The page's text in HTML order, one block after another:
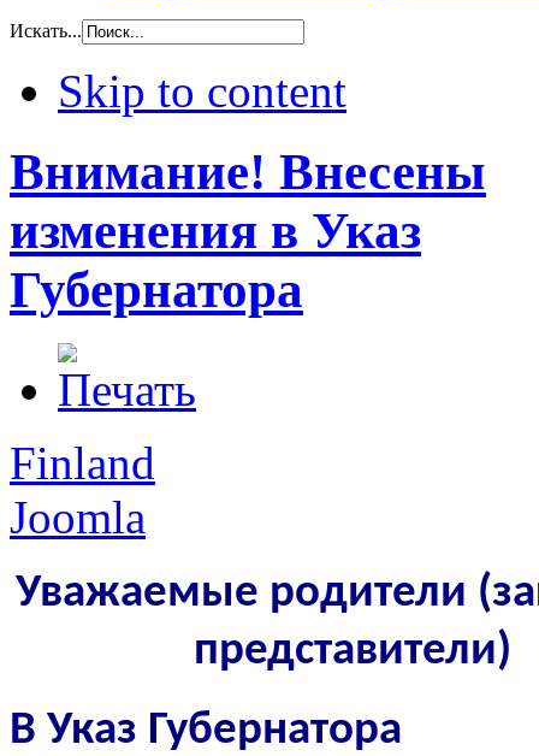
Искать...
Skip to content
Внимание! Внесены
изменения в Указ
Губернатора
Finland
Joomla
Уважаемые родители
представители)
В Указ Губернатора